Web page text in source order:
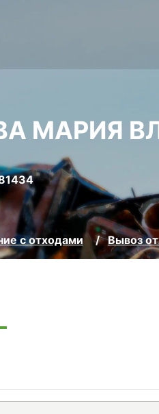
МАРИЯ
с отходами Вывоз